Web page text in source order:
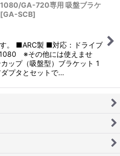
1080/GA-720専用 吸盤ブラケ
[GA-SCB]
。 ■ARC製 ■対応：ドライブ
※その他には使えませ
ップ（吸盤型）ブラケット 1
プタとセットで…